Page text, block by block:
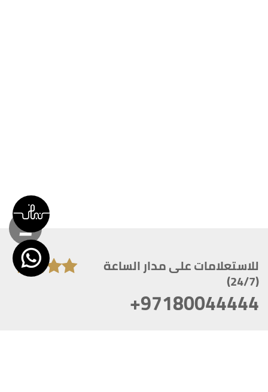
للاستعلامات على مدار الساعة
(24/7)
+97180044444